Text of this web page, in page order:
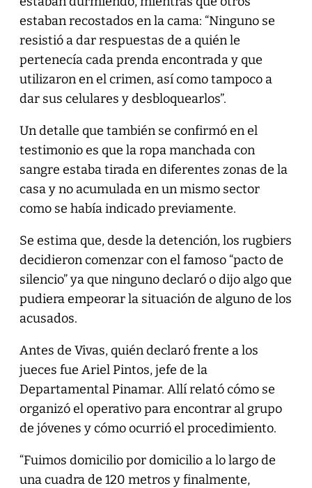
estaban recostados en la cama: “Ninguno se
resistió a dar respuestas de a quién le
pertenecía cada prenda encontrada y que
utilizaron en el crimen, así como tampoco a
dar sus celulares y desbloquearlos”.
Un detalle que también se confirmó en el
testimonio es que la ropa manchada con
sangre estaba tirada en diferentes zonas de la
casa y no acumulada en un mismo sector
como se había indicado previamente.
Se estima que, desde la detención, los rugbiers
decidieron comenzar con el famoso “pacto de
silencio” ya que ninguno declaró o dijo algo que
pudiera empeorar la situación de alguno de los
acusados.
Antes de Vivas, quién declaró frente a los
jueces fue Ariel Pintos, jefe de la
Departamental Pinamar. Allí relató cómo se
organizó el operativo para encontrar al grupo
de jóvenes y cómo ocurrió el procedimiento.
“Fuimos domicilio por domicilio a lo largo de
una cuadra de 120 metros y finalmente,